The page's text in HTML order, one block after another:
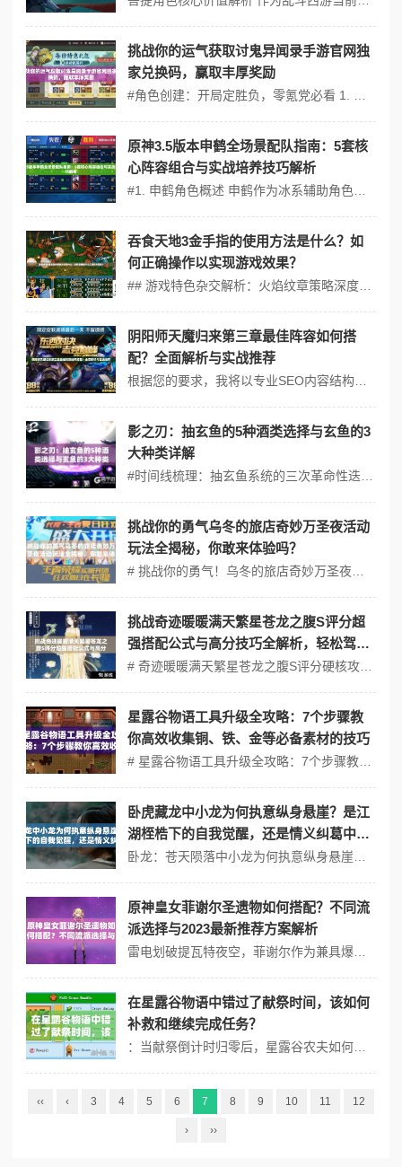
挑战你的运气获取讨鬼异闻录手游官网独
家兑换码，赢取丰厚奖励
原神3.5版本申鹤全场景配队指南：5套核
心阵容组合与实战培养技巧解析
吞食天地3金手指的使用方法是什么？如
何正确操作以实现游戏效果？
阴阳师天魔归来第三章最佳阵容如何搭
配？全面解析与实战推荐
影之刃：抽玄鱼的5种酒类选择与玄鱼的3
大种类详解
挑战你的勇气乌冬的旅店奇妙万圣夜活动
玩法全揭秘，你敢来体验吗？
挑战奇迹暖暖满天繁星苍龙之腹S评分超
强搭配公式与高分技巧全解析，轻松驾驭
星空古风美学
星露谷物语工具升级全攻略：7个步骤教
你高效收集铜、铁、金等必备素材的技巧
卧虎藏龙中小龙为何执意纵身悬崖？是江
湖桎梏下的自我觉醒，还是情义纠葛中的
终极抉择？
原神皇女菲谢尔圣遗物如何搭配？不同流
派选择与2023最新推荐方案解析
在星露谷物语中错过了献祭时间，该如何
补救和继续完成任务？
‹‹ ‹ 3 4 5 6 7 8 9 10 11 12
› ››